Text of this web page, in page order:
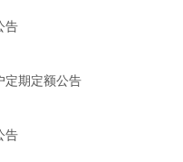
告
定期定额公告
告